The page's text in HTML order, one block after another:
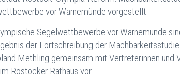
vor Warnemünde vorgestellt
Segelwettbewerbe vor Warnemünde
der Fortschreibung der
Methling gemeinsam mit Vertreterinnen und
Rostocker Rathaus vor